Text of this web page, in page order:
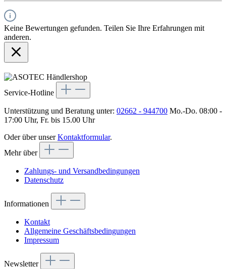
Keine Bewertungen gefunden. Teilen Sie Ihre Erfahrungen mit
anderen.
Service-Hotline
Unterstützung und Beratung unter: 02662 - 944700 Mo.-Do. 08:00 -
17:00 Uhr, Fr. bis 15.00 Uhr
Oder über unserKontaktformular.
Mehr über
Zahlungs- und Versandbedingungen
Datenschutz
Informationen
Kontakt
Allgemeine Geschäftsbedingungen
Impressum
Newsletter